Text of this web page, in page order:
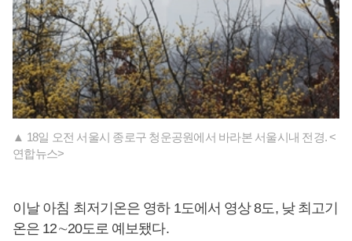
▲ 18일 오전 서울시 종로구 청운공원에서 바라본 서울시내 전경. <
연합뉴스>
이날 아침 최저기온은 영하 1도에서 영상 8도, 낮 최고기
온은 12∼20도로 예보됐다.